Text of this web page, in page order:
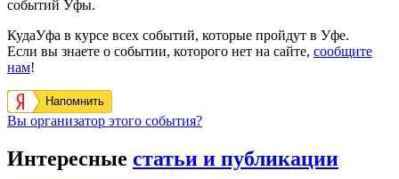
событий Уфы.
КудаУфа в курсе всех событий, которые пройдут в Уфе.
Если вы знаете о событии, которого нет на сайте, сообщите
нам!
Напомнить
Вы организатор этого события?
Интересные статьи и публикации